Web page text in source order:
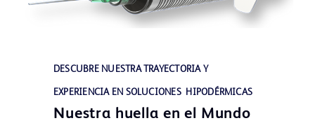
DESCUBRE NUESTRA TRAYECTORIA Y
EXPERIENCIA EN SOLUCIONES HIPODÉRMICAS
Nuestra huella en el Mundo